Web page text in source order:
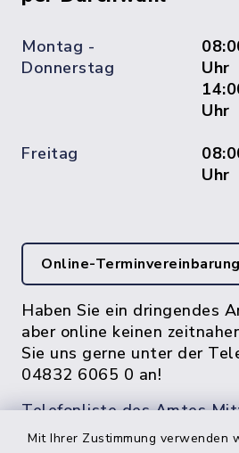
Mit Ihrer Zustimmung verwenden
Montag -
Donnerstag
Uhr
Uhr
Freitag
Uhr
Online-Terminvereinbarung
Haben Sie ein dringendes
aber online keinen
Sie uns gerne unter der
04832 6065 0 an!
Telefonliste des Amtes